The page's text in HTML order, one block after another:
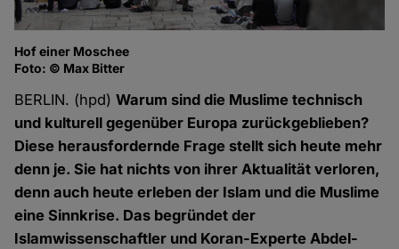
Hof einer Moschee
Foto: © Max Bitter
BERLIN. (hpd)Warum sind die Muslime technisch
und kulturell gegenüber Europa zurückgeblieben?
Diese herausfordernde Frage stellt sich heute mehr
denn je. Sie hat nichts von ihrer Aktualität verloren,
denn auch heute erleben der Islam und die Muslime
eine Sinnkrise. Das begründet der
Islamwissenschaftler und Koran-Experte Abdel-